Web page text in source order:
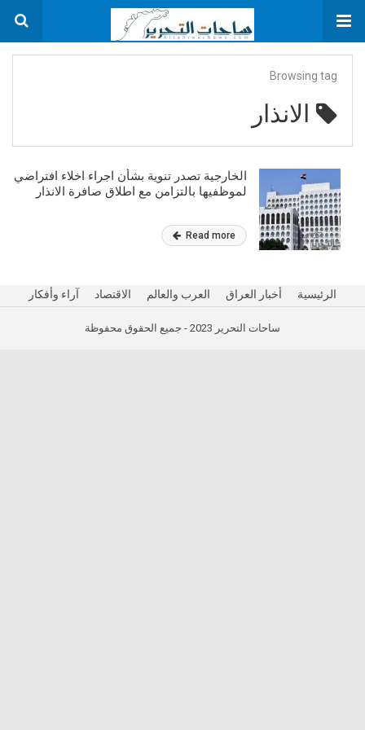
Browsing tag
الانذار
الخارجية تصدر تنوية بشأن اجراء اخلاء افتراضي
لموظفيها بالتزامن مع اطلاق صافرة الانذار
Read more
الرئيسية أخبار العراق العرب والعالم الاقتصاد آراء وأفكار
ساحات التحرير 2023 - جميع الحقوق محفوظة